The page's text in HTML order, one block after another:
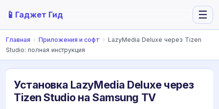
📱 Гаджет Гид ☰
Главная › Приложения и софт › LazyMedia Deluxe через Tizen
Studio: полная инструкция
Установка LazyMedia Deluxe через
Tizen Studio на Samsung TV